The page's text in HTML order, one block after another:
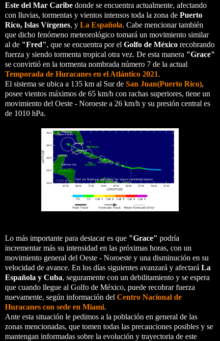
Este del Mar Caribe donde se encuentra actualmente, afectando
con lluvias, tormentas y vientos intensos toda la zona de Puerto
Rico, Islas Vírgenes, y La Española. Cabe mencionar también
que dicho fenómeno meteorológico tomará un movimiento similar
al de "Fred", que se encuentra por el Golfo de México recobrando
fuerza y siendo tormenta tropical otra vez. De esta manera "Grace"
se convirtió en la tormenta nombrada número 7 de la actual
Temporada de Huracanes en el Atlántico 2021.
El sistema se ubica a 135 km al Sur de San Juan(Puerto Rico),
posee vientos máximos de 65 km/h con rachas superiores, tiene un
movimiento del Oeste - Noroeste a 26 km/h y su presión central es
de 1010 hPa.
Lo más importante para destacar es que "Grace" podría
incrementar más su intensidad en las próximas horas, con un
movimiento general del Oeste - Noroeste y una disminución en su
velocidad de avance. En los días siguientes avanzará y afectará La
Española y Cuba, seguramente con un debilitamiento y se espera
que cuando llegue al Golfo de México, puede recobrar fuerza
nuevamente, según información del Centro Nacional de
Huracanes con sede en Miami.
Ante esta situación le pedimos a la población en general de las
zonas mencionadas, que tomen todas las precauciones posibles y se
mantengan informadas sobre la evolución y trayectoria de este